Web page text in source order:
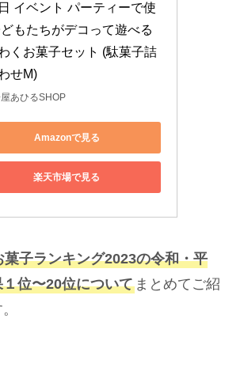
イベント パーティーで使
どもたちがデコって遊べる
くお菓子セット (駄菓子詰
せM)
あひるSHOP
Amazonで見る
楽天市場で見る
菓子ランキング2023の令和・平
位〜20位についてまとめてご紹